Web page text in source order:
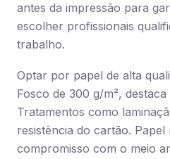
antes da impressão para
escolher profissionais
trabalho.
Optar por papel de alta
Fosco de 300 g/m²,
Tratamentos como
resistência do cartão.
compromisso com o meio